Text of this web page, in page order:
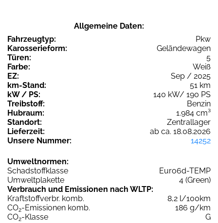
Allgemeine Daten:
Fahrzeugtyp:
Pkw
Karosserieform:
Geländewagen
Türen:
5
Farbe:
Weiß
EZ:
Sep / 2025
km-Stand:
51 km
kW / PS:
140 kW/ 190 PS
Treibstoff:
Benzin
Hubraum:
1.984 cm³
Standort:
Zentrallager
Lieferzeit:
ab ca. 18.08.2026
Unsere Nummer:
14252
Umweltnormen:
Schadstoffklasse
Euro6d-TEMP
Umweltplakette
4 (Green)
Verbrauch und Emissionen nach WLTP:
Kraftstoffverbr. komb.
8,2 l/100km
CO2-Emissionen komb.
186 g/km
CO2-Klasse G